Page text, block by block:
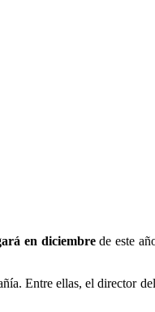
en diciembrede este
Entre ellas, el director